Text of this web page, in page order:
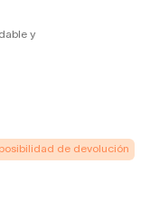
y
de devolución